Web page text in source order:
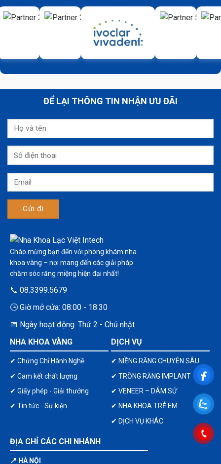
ĐỂ LẠI THÔNG TIN NHẬN ƯU ĐÃI
Chào mừng bạn đến với phòng khám nha
khoa vàng – nơi mang đến các giải pháp
chăm sóc răng miệng hiện đại nhất!
📞 08.3399.5679
🕒 Giờ mở cửa: 08:00 - 18:30
📅 Ngày hoạt động: Thứ 2 - Chủ nhật
NHA KHOA VÀNG
✔ Chứng Chỉ Hành Nghề
✔ Cam kết chất lượng
✔ Giấy phép - Giải thưởng
✔ Tin tức - Sự kiện
DỊCH VỤ
✔ NIỀNG RĂNG CHUYÊN SÂU
✔ TRỒNG RĂNG IMPLANT
✔ VENEER – DÁM SỨ
✔ NHA KHOA TRẺ EM
✔ DỊCH VỤ KHÁC
ĐỊA CHỈ CÁC CHI NHÁNH
📍 HÀ NỘI